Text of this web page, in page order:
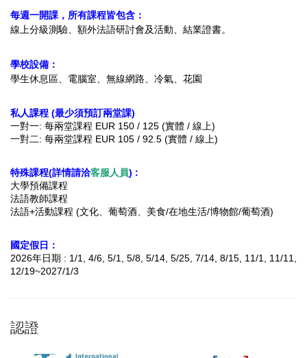
每週一開課，所有課程皆包含：
線上分級測驗、 額外法語研討會及活動、結業證書。
學校設備：
學生休息區、電腦室、無線網路、冷氣、花園
私人課程 (最少須預訂兩堂課)
一對一: 每兩堂課程 EUR 150 / 125 (實體 / 線上)
一對二: 每兩堂課程 EUR 105 / 92.5 (實體 / 線上)
特殊課程(詳情請洽客服人員) :
大學預備課程
法語教師課程
法語+活動課程 (文化、葡萄酒、美食/在地生活/博物館/葡萄酒)
國定假日：
2026年日期 : 1/1, 4/6, 5/1, 5/8, 5/14, 5/25, 7/14, 8/15, 11/1, 11/11,
12/19~2027/1/3
認證